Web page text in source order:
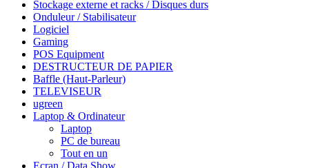
Stockage externe et racks / Disques durs
Onduleur / Stabilisateur
Logiciel
Gaming
POS Equipment
DESTRUCTEUR DE PAPIER
Baffle (Haut-Parleur)
TELEVISEUR
ugreen
Laptop & Ordinateur
Laptop
PC de bureau
Tout en un
Ecran / Data Show